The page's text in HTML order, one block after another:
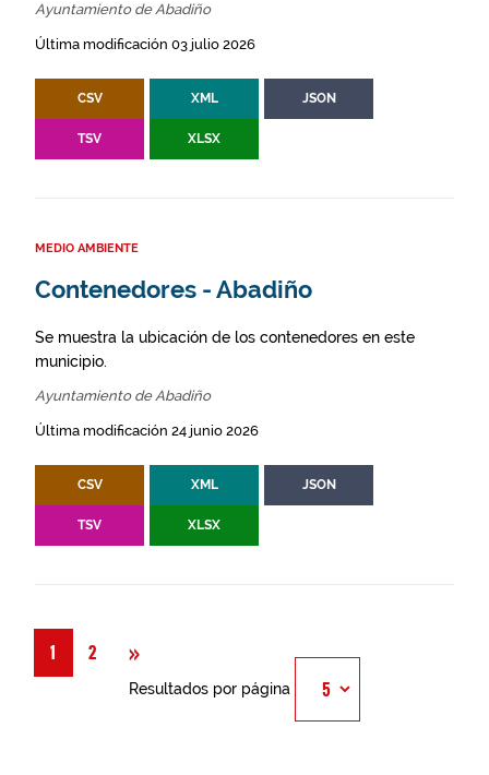
Ayuntamiento de Abadiño
Última modificación 03 julio 2026
CSV XML JSON
TSV XLSX
MEDIO AMBIENTE
Contenedores - Abadiño
Se muestra la ubicación de los contenedores en este
municipio.
Ayuntamiento de Abadiño
Última modificación 24 junio 2026
CSV XML JSON
TSV XLSX
1 2 »
Resultados por página